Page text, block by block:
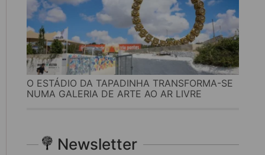
O ESTÁDIO DA TAPADINHA TRANSFORMA-SE
NUMA GALERIA DE ARTE AO AR LIVRE
Newsletter